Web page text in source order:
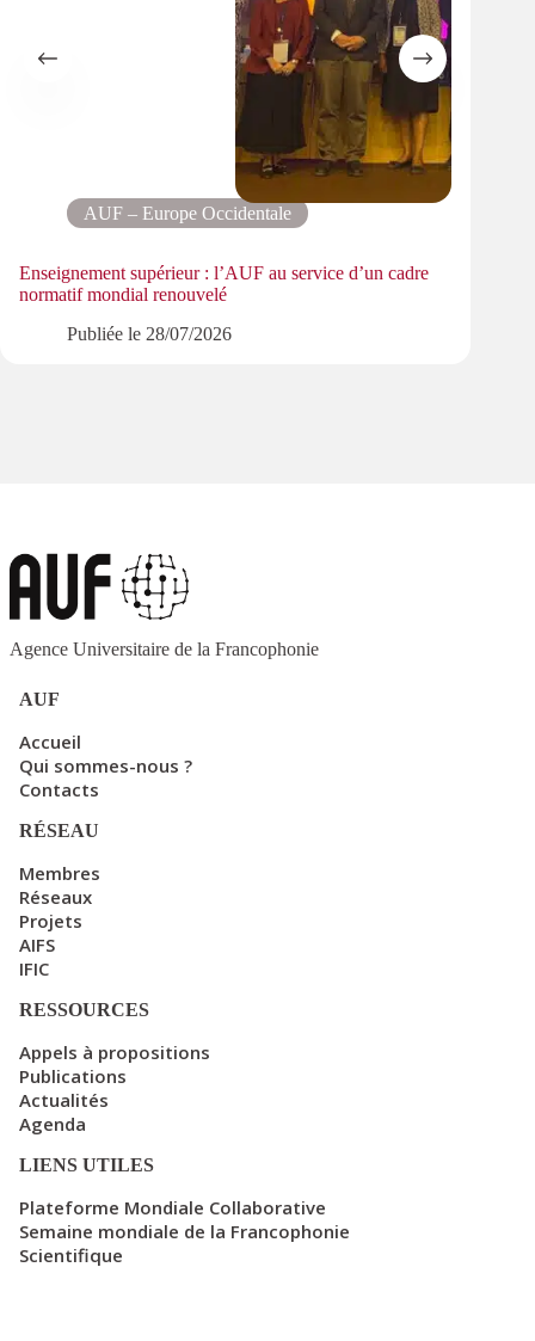
AUF – Europe Occidentale
Enseignement supérieur : l’AUF au service d’un cadre
normatif mondial renouvelé
Publiée le 28/07/2026
Agence Universitaire de la Francophonie
AUF
Accueil
Qui sommes-nous ?
Contacts
RÉSEAU
Membres
Réseaux
Projets
AIFS
IFIC
RESSOURCES
Appels à propositions
Publications
Actualités
Agenda
LIENS UTILES
Plateforme Mondiale Collaborative
Semaine mondiale de la Francophonie
Scientifique